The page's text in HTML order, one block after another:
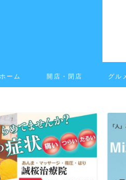
ホーム 開店・閉店 グル